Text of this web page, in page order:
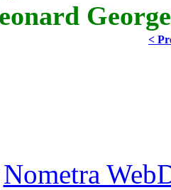
<
Nometra